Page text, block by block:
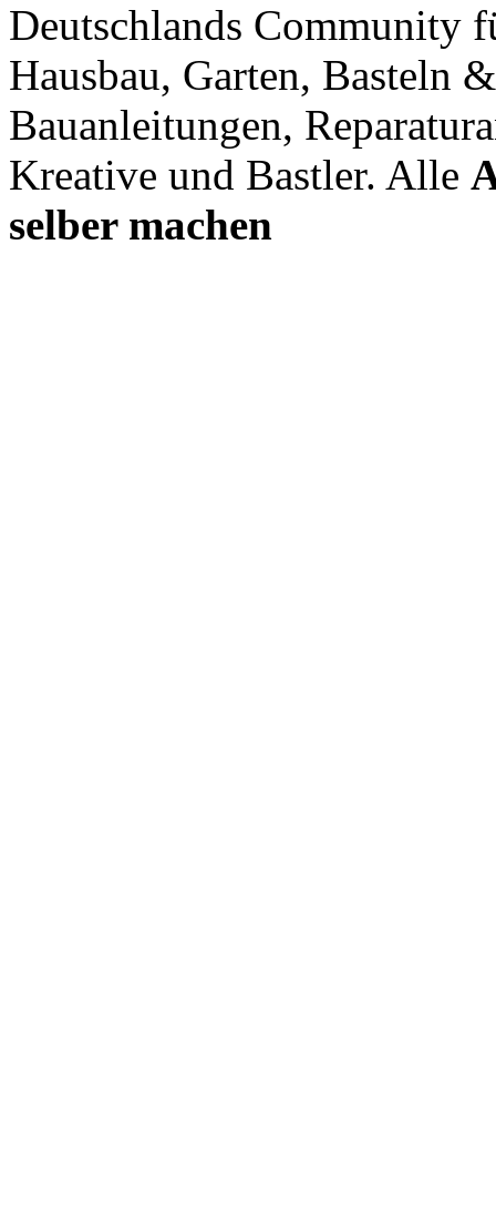
Deutschlands Community
Hausbau, Garten, Basteln
Bauanleitungen,
Kreative und Bastler. Alle
selber machen